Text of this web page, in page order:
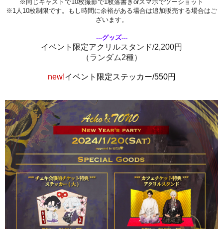
※同じキャストで10枚撮影で1枚落書きorスマホでツーショット
※1人10枚制限です。もし時間に余裕がある場合は追加販売する場合はご
ざいます。
---グッズ---
イベント限定アクリルスタンド/2,200円
（ランダム2種）
new!イベント限定ステッカー/550円